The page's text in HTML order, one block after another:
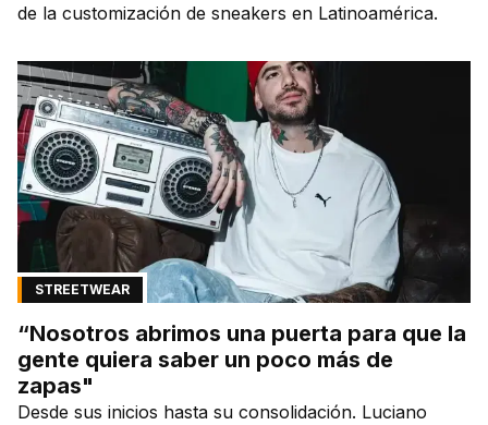
de la customización de sneakers en Latinoamérica.
STREETWEAR
“Nosotros abrimos una puerta para que la
gente quiera saber un poco más de
zapas"
Desde sus inicios hasta su consolidación. Luciano